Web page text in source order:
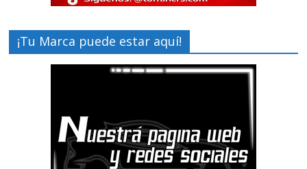
¡Tu Marca puede estar aquí!